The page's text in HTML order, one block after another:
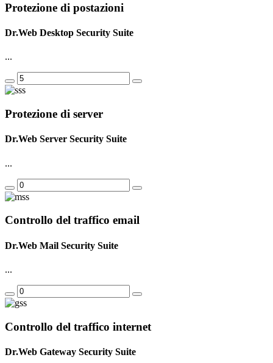
Protezione di postazioni
Dr.Web Desktop Security Suite
...
Protezione di server
Dr.Web Server Security Suite
...
Controllo del traffico email
Dr.Web Mail Security Suite
...
Controllo del traffico internet
Dr.Web Gateway Security Suite